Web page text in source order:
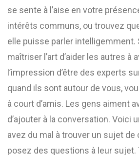
se sente à l’aise en votre
intérêts communs, ou trouvez
elle puisse parler intelligemment.
maîtriser l’art d’aider les autres à
l’impression d’être des experts
quand ils sont autour de vous,
à court d’amis. Les gens aiment
d’ajouter à la conversation. Voici
avez du mal à trouver un sujet de
posez des questions à leur sujet.